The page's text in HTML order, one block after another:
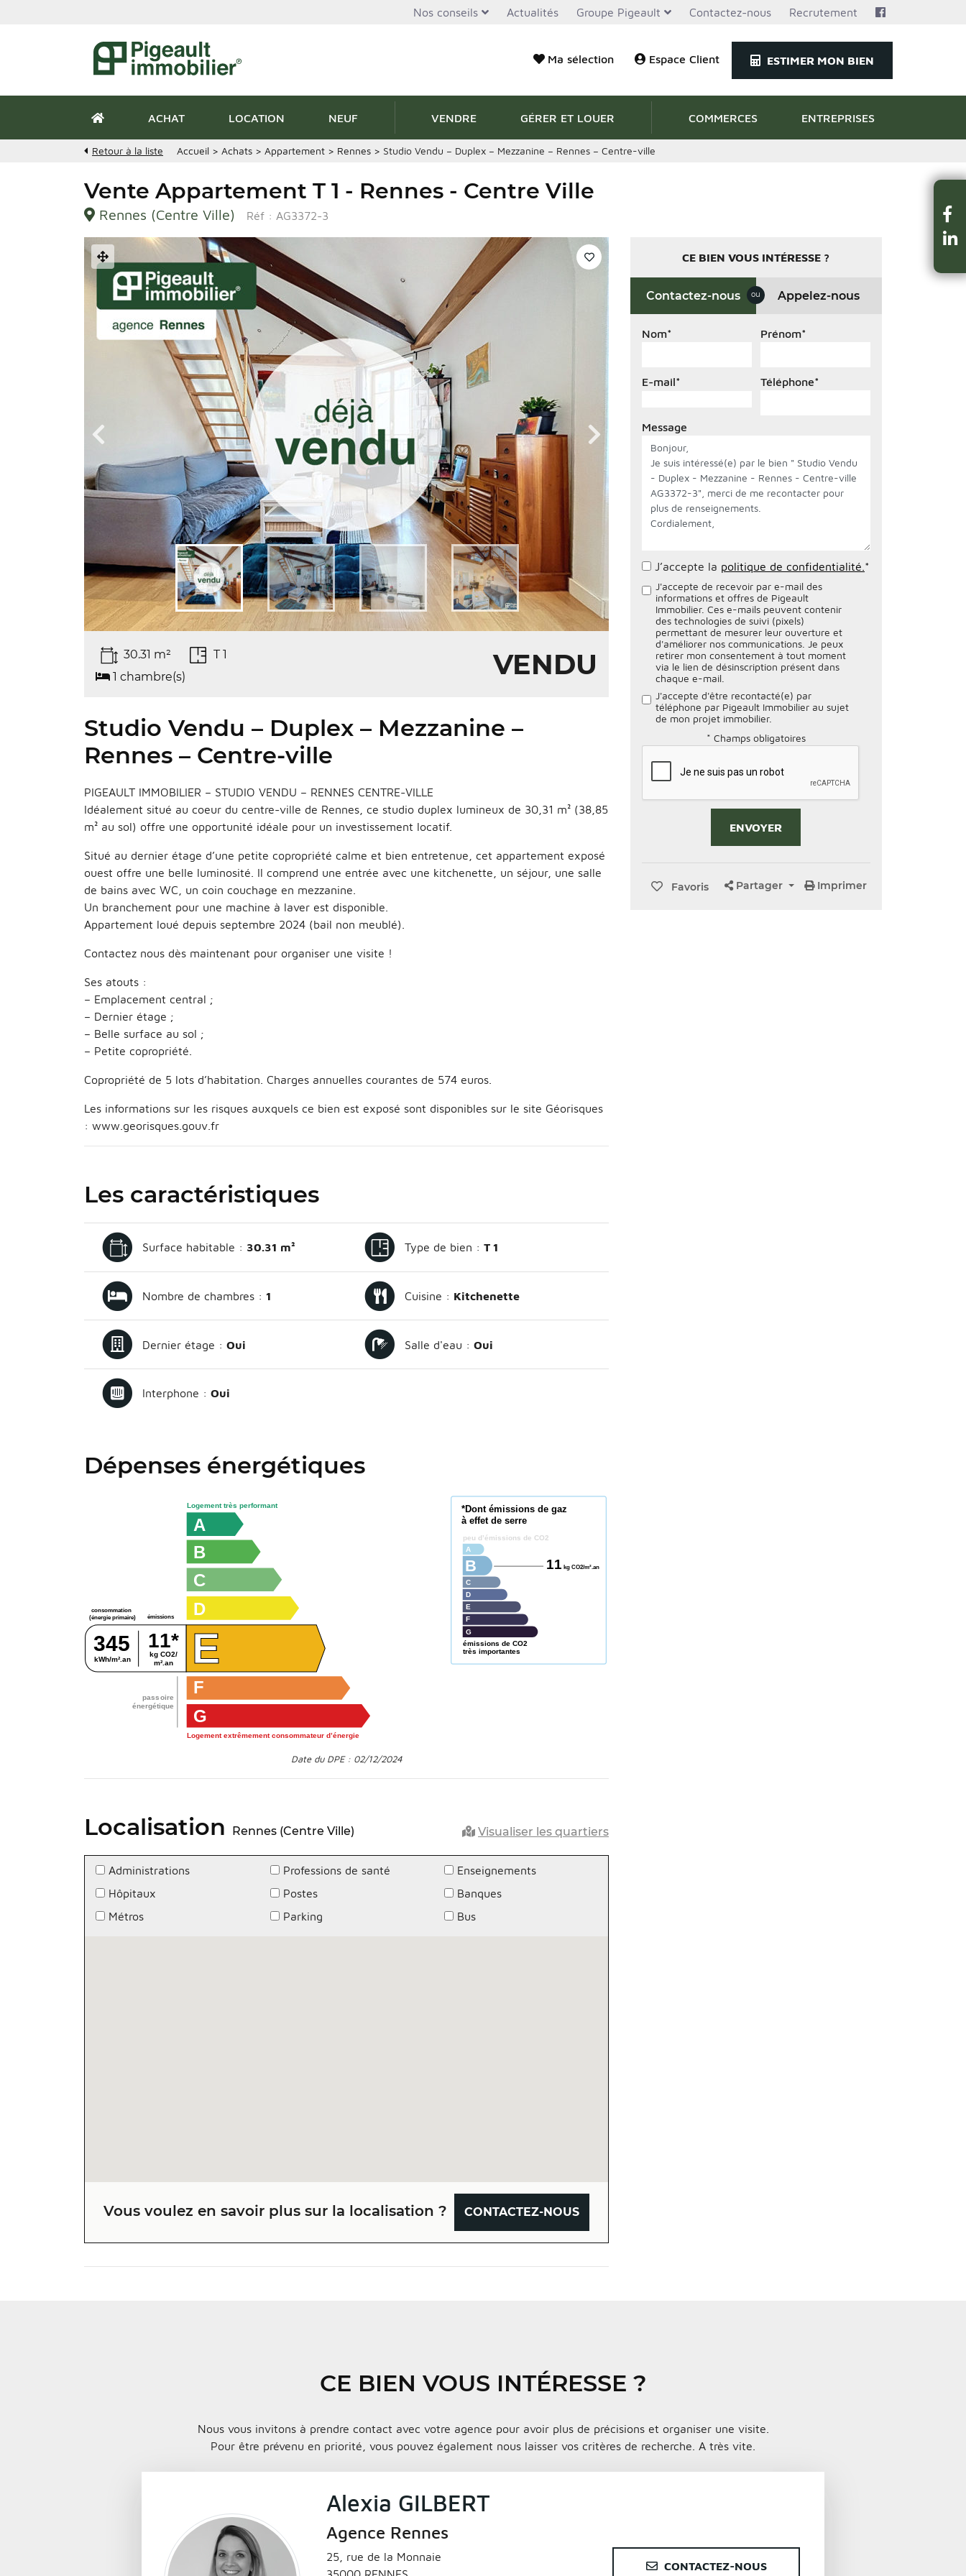
Nos conseils Actualités Groupe Pigeault Contactez-nous Recrutement
Ma sélection Espace Client ESTIMER MON BIEN
ACHAT LOCATION NEUF VENDRE GÉRER ET LOUER COMMERCES ENTREPRISES
Retour à la liste Accueil > Achats > Appartement > Rennes > Studio Vendu – Duplex – Mezzanine – Rennes – Centre-ville
Vente Appartement T 1 - Rennes - Centre Ville
Rennes (Centre Ville) Réf : AG3372-3
30.31 m²
T 1
1 chambre(s)
VENDU
Studio Vendu – Duplex – Mezzanine –
Rennes – Centre-ville
PIGEAULT IMMOBILIER – STUDIO VENDU – RENNES CENTRE-VILLE
Idéalement situé au coeur du centre-ville de Rennes, ce studio duplex lumineux de 30,31 m² (38,85
m² au sol) offre une opportunité idéale pour un investissement locatif.
Situé au dernier étage d’une petite copropriété calme et bien entretenue, cet appartement exposé
ouest offre une belle luminosité. Il comprend une entrée avec une kitchenette, un séjour, une salle
de bains avec WC, un coin couchage en mezzanine.
Un branchement pour une machine à laver est disponible.
Appartement loué depuis septembre 2024 (bail non meublé).
Contactez nous dès maintenant pour organiser une visite !
Ses atouts :
– Emplacement central ;
– Dernier étage ;
– Belle surface au sol ;
– Petite copropriété.
Copropriété de 5 lots d’habitation. Charges annuelles courantes de 574 euros.
Les informations sur les risques auxquels ce bien est exposé sont disponibles sur le site Géorisques
: www.georisques.gouv.fr
Les caractéristiques
Surface habitable : 30.31 m² Type de bien :T 1
Nombre de chambres : 1 Cuisine : Kitchenette
Dernier étage :Oui Salle d'eau :Oui
Interphone :Oui
Dépenses énergétiques
passoire
énergétique
consommation
(énergie primaire)
émissions
kg CO2/
m².an
kWh/m².an
345 11*
G
Logement extrêmement consommateur d’énergie
F
E
D
C
B
A
Logement très performant
émissions de CO2
très importantes
*Dont émissions de gaz
à effet de serre
peu d’émissions de CO2
G
F
E
D
C
B 11 kg CO2/m².an
A
Date du DPE : 02/12/2024
Localisation Rennes (Centre Ville) Visualiser les quartiers
Administrations
Hôpitaux
Métros
Professions de santé
Postes
Parking
Enseignements
Banques
Bus
Vous voulez en savoir plus sur la localisation ? CONTACTEZ-NOUS
CE BIEN VOUS INTÉRESSE ?
Contactez-nous ou Appelez-nous
Nom* Prénom*
E-mail* Téléphone*
Message
J’accepte la politique de confidentialité. *
J'accepte de recevoir par e-mail des
informations et offres de Pigeault
Immobilier. Ces e-mails peuvent contenir
des technologies de suivi (pixels)
permettant de mesurer leur ouverture et
d'améliorer nos communications. Je peux
retirer mon consentement à tout moment
via le lien de désinscription présent dans
chaque e-mail.
J'accepte d'être recontacté(e) par
téléphone par Pigeault Immobilier au sujet
de mon projet immobilier.
* Champs obligatoires
Favoris Partager Imprimer
CE BIEN VOUS INTÉRESSE ?
Nous vous invitons à prendre contact avec votre agence pour avoir plus de précisions et organiser une visite.
Pour être prévenu en priorité, vous pouvez également nous laisser vos critères de recherche. A très vite.
Alexia GILBERT
Agence Rennes
25, rue de la Monnaie
CONTACTEZ-NOUS